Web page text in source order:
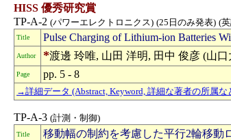
HISS 優秀研究賞
TP-A-2 (パワーエレクトロニクス) (25日のみ発表) (
Title Pulse Charging of Lithium-ion Batteries
Author *渡邊 玲唯, 山田 洋明, 田中 俊彦 (山
Page pp. 5 - 8
→詳細データ (Abstract, Keyword, 詳細な著者の所属な
TP-A-3 (計測・制御)
Title 移動幅の制約を考慮した平行2輪移動